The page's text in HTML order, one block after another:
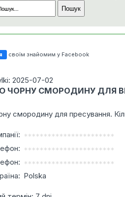
своїм знайомим у Facebook
2025-07-02
ЧОРНУ СМОРОДИНУ ДЛЯ
смородину для пресування.
***********************
***********************
***********************
Polska